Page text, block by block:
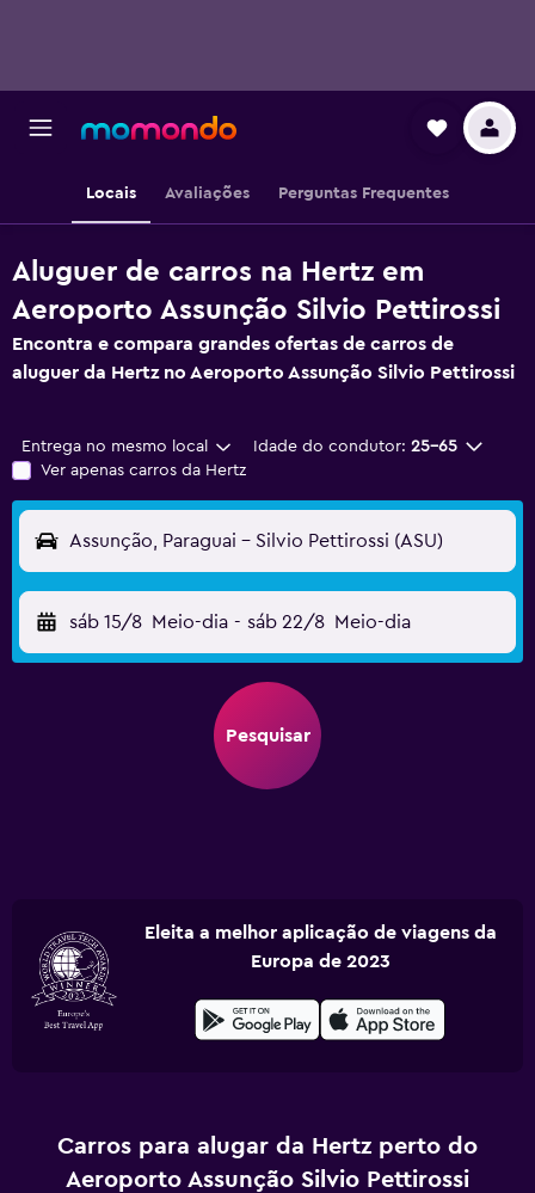
Locais Avaliações Perguntas Frequentes
Aluguer de carros na Hertz em
Aeroporto Assunção Silvio Pettirossi
Encontra e compara grandes ofertas de carros de
aluguer da Hertz no Aeroporto Assunção Silvio Pettirossi
Entrega no mesmo local Idade do condutor: 25-65
Ver apenas carros da Hertz
Assunção, Paraguai - Silvio Pettirossi (ASU)
sáb 15/8 Meio-dia - sáb 22/8 Meio-dia
Pesquisar
Eleita a melhor aplicação de viagens da
Europa de 2023
Carros para alugar da Hertz perto do
Aeroporto Assunção Silvio Pettirossi